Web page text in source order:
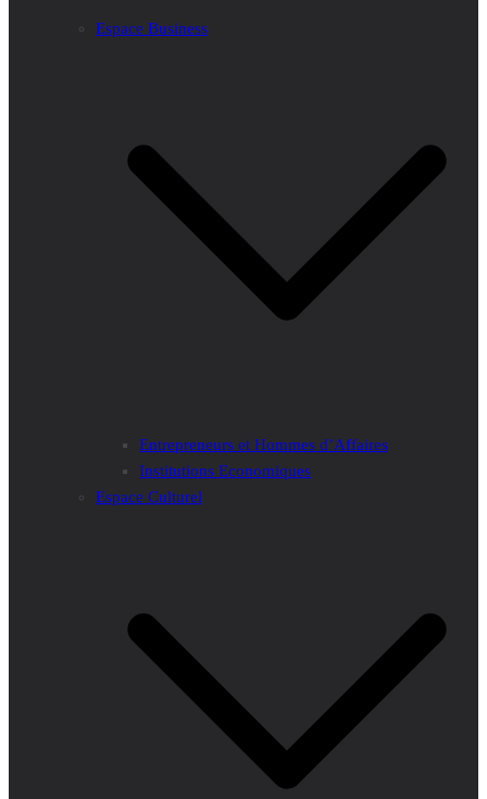
Espace Business
Entrepreneurs et Hommes d’Affaires
Institutions Economiques
Espace Culturel